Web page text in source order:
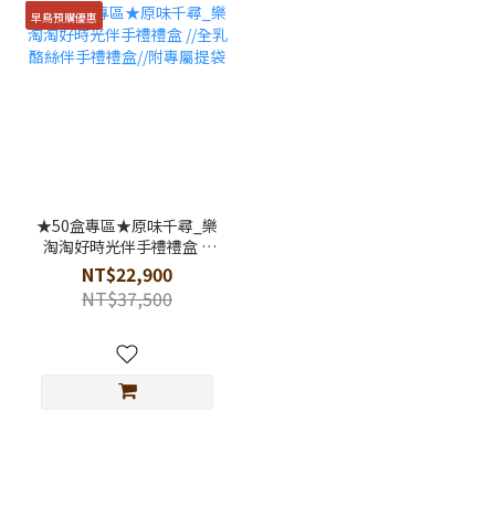
早鳥預購優惠
★50盒專區★原味千尋_樂
淘淘好時光伴手禮禮盒 //
全乳酪絲伴手禮禮盒//附專
屬提袋
NT$22,900
NT$37,500